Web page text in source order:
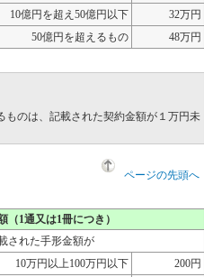
10億円を超え50億円以下
32万円
50億円を超えるもの
48万円
ものは、記載された契約金額が１万円未
ページの先頭へ
（1通又は1冊につき）
された手形金額が
10万円以上100万円以下
200円